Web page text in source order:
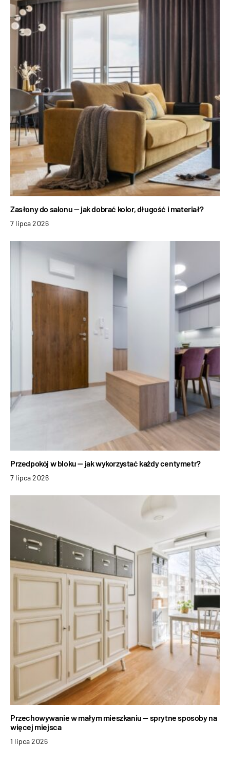
Zasłony do salonu — jak dobrać kolor, długość i materiał?
7 lipca 2026
Przedpokój w bloku — jak wykorzystać każdy centymetr?
7 lipca 2026
Przechowywanie w małym mieszkaniu — sprytne sposoby na
więcej miejsca
1 lipca 2026